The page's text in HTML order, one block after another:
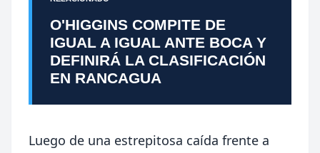
O'HIGGINS COMPITE DE
IGUAL A IGUAL ANTE BOCA Y
DEFINIRÁ LA CLASIFICACIÓN
EN RANCAGUA
Luego de una estrepitosa caída frente a